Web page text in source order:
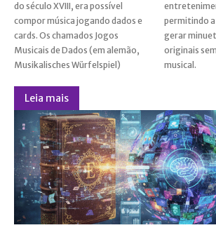
do século XVIII, era possível
compor música jogando dados e
cards. Os chamados Jogos
Musicais de Dados (em alemão,
Musikalisches Würfelspiel)
entretenimento lúdico e curioso,
permitindo a qualquer pessoa
gerar minuetes ou valsas
originais sem saber nada de teoria
musical.
Leia mais